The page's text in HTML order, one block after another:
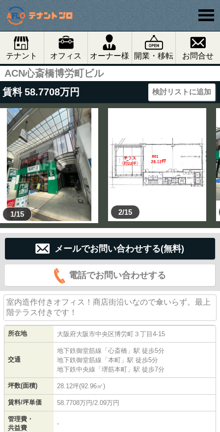
テナント オフィス オーナー様 開業・移転 お問合せ
ACN心斎橋博労町ビル
賃料 58.7708万円 検討リストに追加
1/15 2/15
メールでお問い合わせする(無料)
電話でお問い合わせする
室内造作付きオフィス！商店街沿いなので傘いらず。最上
階テラス付きです！
所在地 大阪府大阪市中央区博労町 ３丁目4-15
交通
地下鉄御堂筋線 「心斎橋 」駅 徒歩5分
地下鉄御堂筋線 「本町 」駅 徒歩5分
地下鉄中央線 「堺筋本町 」駅 徒歩7分
坪数(面積) 28.12坪(92.96㎡)
賃料/坪単価 58.7708万円/2.09万円
管理費・
共益費
-